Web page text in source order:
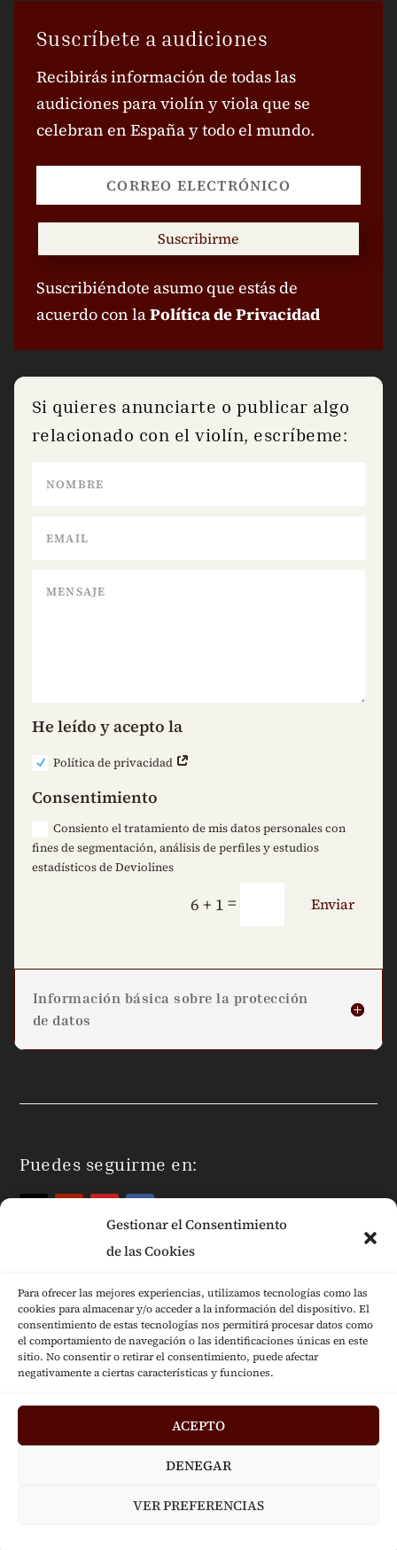
Gestionar el Consentimiento
de las Cookies
Para ofrecer las mejores experiencias, utilizamos tecnologías como las
cookies para almacenar y/o acceder a la información del dispositivo. El
consentimiento de estas tecnologías nos permitirá procesar datos como
el comportamiento de navegación o las identificaciones únicas en este
sitio. No consentir o retirar el consentimiento, puede afectar
negativamente a ciertas características y funciones.
ACEPTO
DENEGAR
VER PREFERENCIAS
Suscríbete a audiciones
Recibirás información de todas las
audiciones para violín y viola que se
celebran en España y todo el mundo.
Suscribirme
Suscribiéndote asumo que estás de
acuerdo con laPolítica de Privacidad
Si quieres anunciarte o publicar algo
relacionado con el violín, escríbeme:
He leído y acepto la
Política de privacidad
Consentimiento
Consiento el tratamiento de mis datos personales con
fines de segmentación, análisis de perfiles y estudios
estadísticos de Deviolines
6 + 1 = Enviar
Información básica sobre la protección
de datos
Puedes seguirme en:
Páginas Legales
Diseñado porJesús Fernández © 2024|
Mensaje